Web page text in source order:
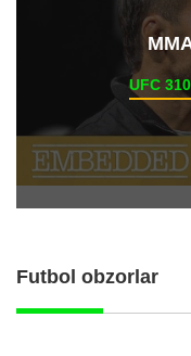
ММА
UFC
Futbol obzorlar